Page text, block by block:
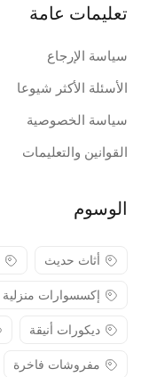
تعليمات عامة
سياسة الإرجاع
الأسئلة الأكثر شيوعا
سياسة الخصوصية
القوانين والتعليمات
الوسوم
أثاث حديث
إكسسوارات منزلية
ديكورات أنيقة
مفروشات فاخرة